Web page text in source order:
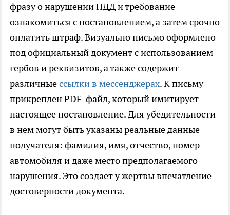
фразу о нарушении ПДД и требование
ознакомиться с постановлением, а затем срочно
оплатить штраф. Визуально письмо оформлено
под официальный документ с использованием
гербов и реквизитов, а также содержит
различныессылки в мессенджерах. К письму
прикреплен PDF-файл, который имитирует
настоящее постановление. Для убедительности
в нем могут быть указаны реальные данные
получателя: фамилия, имя, отчество, номер
автомобиля и даже место предполагаемого
нарушения. Это создает у жертвы впечатление
достоверности документа.